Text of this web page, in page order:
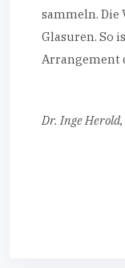
sammeln.
Glasuren. So
Arrangement
Dr. Inge